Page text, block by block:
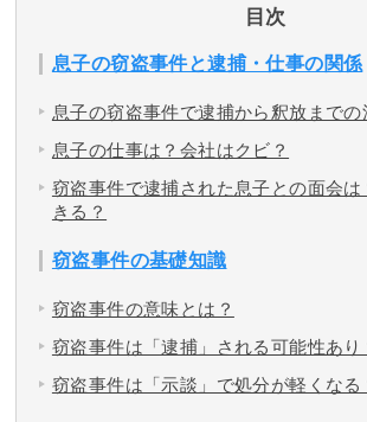
ご依頼者からのお手紙
目次
息子の窃盗事件と逮捕・仕事の関係
息子の窃盗事件で逮捕から釈放までの
息子の仕事は？会社はクビ？
窃盗事件で逮捕された息子との面会
きる？
窃盗事件の基礎知識
窃盗事件の意味とは？
窃盗事件は「逮捕」される可能性あり
窃盗事件は「示談」で処分が軽くなる